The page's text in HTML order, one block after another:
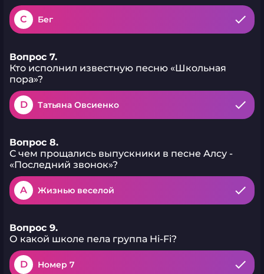
C Бег
Вопрос 7.
Кто исполнил известную песню «Школьная
пора»?
D Татьяна Овсиенко
Вопрос 8.
С чем прощались выпускники в песне Алсу -
«Последний звонок»?
A Жизнью веселой
Вопрос 9.
О какой школе пела группа Hi-Fi?
D Номер 7